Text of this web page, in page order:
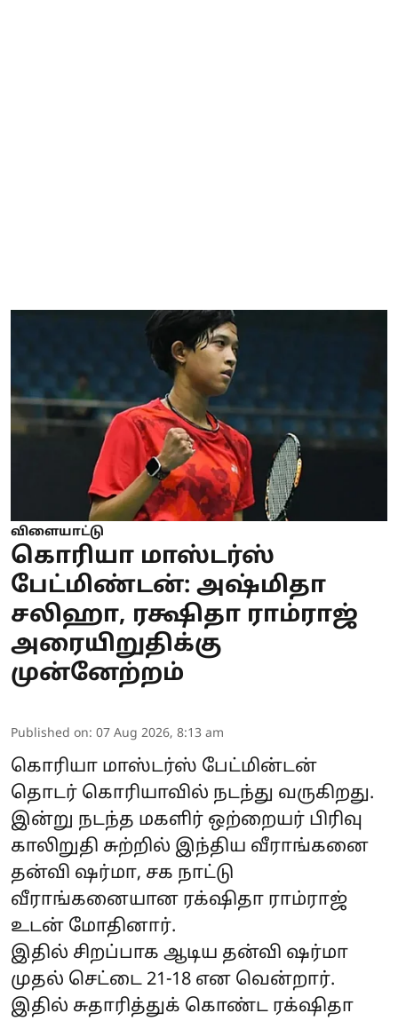
விளையாட்டு
கொரியா மாஸ்டர்ஸ்
பேட்மிண்டன்: அஷ்மிதா
சலிஹா, ரக்ஷிதா ராம்ராஜ்
அரையிறுதிக்கு
முன்னேற்றம்
Published on: 07 Aug 2026, 8:13 am
கொரியா மாஸ்டர்ஸ் பேட்மின்டன்
தொடர் கொரியாவில் நடந்து வருகிறது.
இன்று நடந்த மகளிர் ஒற்றையர் பிரிவு
காலிறுதி சுற்றில் இந்திய வீராங்கனை
தன்வி ஷர்மா, சக நாட்டு
வீராங்கனையான ரக்‌ஷிதா ராம்ராஜ்
உடன் மோதினார்.
இதில் சிறப்பாக ஆடிய தன்வி ஷர்மா
முதல் செட்டை 21-18 என வென்றார்.
இதில் சுதாரித்துக் கொண்ட ரக்‌ஷிதா